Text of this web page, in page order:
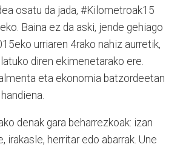
osatu da jada, #Kilometroak15
Baina ez da aski, jende gehiago
urriaren 4rako nahiz aurretik,
diren ekimenetarako ere.
eta ekonomia batzordeetan
denak gara beharrezkoak: izan
irakasle, herritar edo abarrak. Une